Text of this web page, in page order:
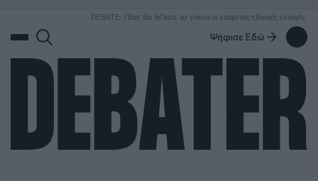
DEBATE: Πότε θα θέλατε να γίνουν οι επόμενες εθνικές εκλογές;
Ψήφισε Εδώ